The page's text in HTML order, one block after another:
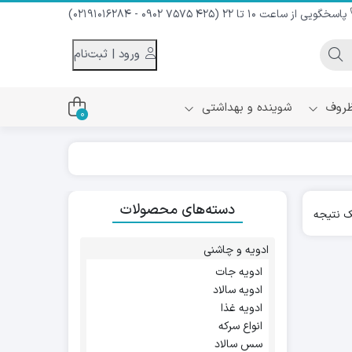
پاسخگویی از ساعت 10 تا 22 (425 7575 0902 - 02191016284)
سرد
شوینده و بهداشتی 0
نتیجه دسته‌های محصولات
ادویه و چاشنی
ادویه جات
ادویه سالاد
ادویه غذا
انواع سرکه
سس سالاد